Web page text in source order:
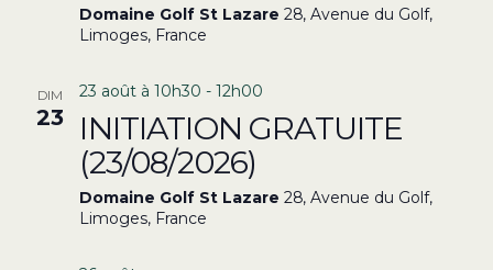
Domaine Golf St Lazare 28, Avenue du Golf,
Limoges, France
DIM
23
23 août à 10h30 - 12h00
INITIATION GRATUITE
(23/08/2026)
Domaine Golf St Lazare 28, Avenue du Golf,
Limoges, France